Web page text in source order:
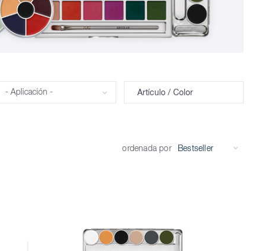
Aplicación Artículo / Color
ordenada por